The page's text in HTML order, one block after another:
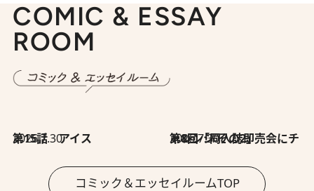
COMIC & ESSAY
ROOM
2026.7.30
第15話 アイス 2026.7.30
第8回「同人誌即売会にチャレンジ その2」
コミック＆エッセイルームTOP